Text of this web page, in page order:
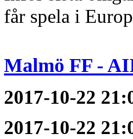
får spela i
Malmö FF -
2017-10-22
2017-10-22